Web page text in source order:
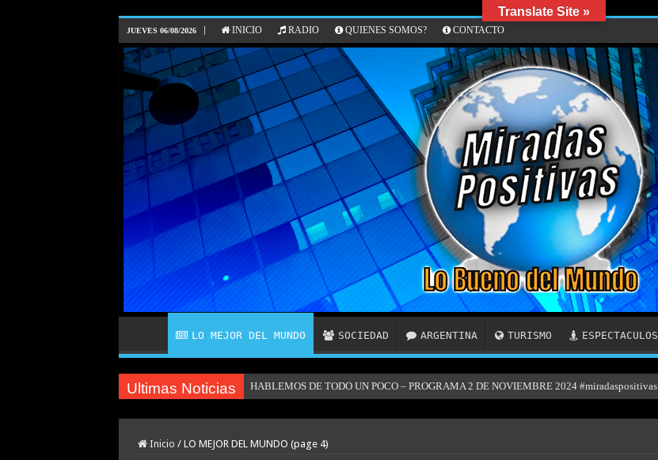
JUEVES 06/08/2026 INICIO RADIO QUIENES SOMOS? CONTACTO
LO MEJOR DEL MUNDO SOCIEDAD ARGENTINA TURISMO ESPECTACULOS
Ultimas Noticias HABLEMOS DE TODO UN POCO – PROGRAMA 2 DE NOVIEMBRE 2024 #miradaspositivas
Inicio / LO MEJOR DEL MUNDO (page 4)
Translate Site »